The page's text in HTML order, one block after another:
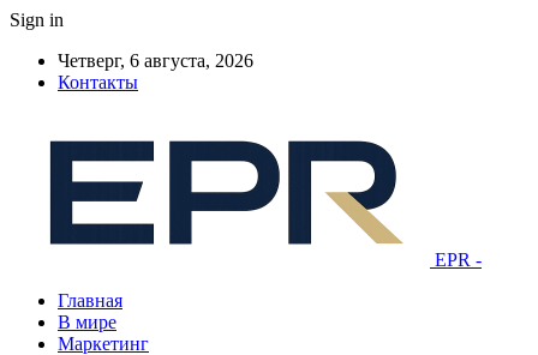
Sign in
Четверг, 6 августа, 2026
Контакты
EPR -
Главная
В мире
Маркетинг